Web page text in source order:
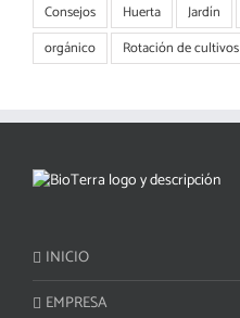
Consejos
Huerta Jardín
orgánico
Rotación de cultivos
INICIO
EMPRESA